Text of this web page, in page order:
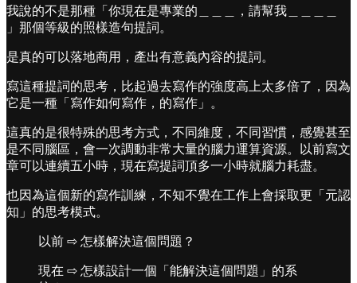
󠀠我說的不是那種「你現在是專業的＿＿＿，請幫我＿＿＿＿
」那個等級的照樣造句提詞。
是真的可以落地商用，產出有意義內容的提詞。
󠀠寫這種提詞的思考，比起過去寫作的強度高上太多倍了，因為
它是一種「寫作如何寫作，的寫作」。
󠀠這真的是很特殊的思考方式，不同維度，不同習慣，感覺甚至
是不同腦區，會一次調動非常大量的腦力運算資源。以前寫文
章可以連續五小時，現在寫提詞頂多一小時就腦力耗盡。
󠀠也因為這個新的寫作訓練，不知不覺在工作上會採取更「元認
知」的思考模式。
以前 ⇨ 怎樣解決這個問題？
現在 ⇨ 怎樣設計一個「能解決這個問題」的系